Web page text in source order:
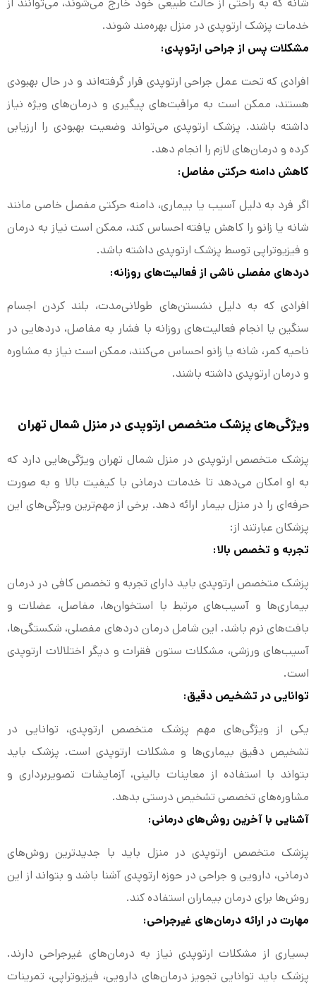
شانه که به راحتی از حالت طبیعی خود خارج می‌شوند، می‌توانند از
خدمات پزشک ارتوپدی در منزل بهره‌مند شوند.
مشکلات پس از جراحی ارتوپدی:
افرادی که تحت عمل جراحی ارتوپدی قرار گرفته‌اند و در حال بهبودی
هستند، ممکن است به مراقبت‌های پیگیری و درمان‌های ویژه نیاز
داشته باشند. پزشک ارتوپدی می‌تواند وضعیت بهبودی را ارزیابی
کرده و درمان‌های لازم را انجام دهد.
کاهش دامنه حرکتی مفاصل:
اگر فرد به دلیل آسیب یا بیماری، دامنه حرکتی مفصل خاصی مانند
شانه یا زانو را کاهش یافته احساس کند، ممکن است نیاز به درمان
و فیزیوتراپی توسط پزشک ارتوپدی داشته باشد.
دردهای مفصلی ناشی از فعالیت‌های روزانه:
افرادی که به دلیل نشستن‌های طولانی‌مدت، بلند کردن اجسام
سنگین یا انجام فعالیت‌های روزانه با فشار به مفاصل، دردهایی در
ناحیه کمر، شانه یا زانو احساس می‌کنند، ممکن است نیاز به مشاوره
و درمان ارتوپدی داشته باشند.
ویژگی‌های پزشک متخصص ارتوپدی در منزل شمال تهران
پزشک متخصص ارتوپدی در منزل شمال تهران ویژگی‌هایی دارد که
به او امکان می‌دهد تا خدمات درمانی با کیفیت بالا و به صورت
حرفه‌ای را در منزل بیمار ارائه دهد. برخی از مهم‌ترین ویژگی‌های این
پزشکان عبارتند از:
تجربه و تخصص بالا:
پزشک متخصص ارتوپدی باید دارای تجربه و تخصص کافی در درمان
بیماری‌ها و آسیب‌های مرتبط با استخوان‌ها، مفاصل، عضلات و
بافت‌های نرم باشد. این شامل درمان دردهای مفصلی، شکستگی‌ها،
آسیب‌های ورزشی، مشکلات ستون فقرات و دیگر اختلالات ارتوپدی
است.
توانایی در تشخیص دقیق:
یکی از ویژگی‌های مهم پزشک متخصص ارتوپدی، توانایی در
تشخیص دقیق بیماری‌ها و مشکلات ارتوپدی است. پزشک باید
بتواند با استفاده از معاینات بالینی، آزمایشات تصویربرداری و
مشاوره‌های تخصصی تشخیص درستی بدهد.
آشنایی با آخرین روش‌های درمانی:
پزشک متخصص ارتوپدی در منزل باید با جدیدترین روش‌های
درمانی، دارویی و جراحی در حوزه ارتوپدی آشنا باشد و بتواند از این
روش‌ها برای درمان بیماران استفاده کند.
مهارت در ارائه درمان‌های غیرجراحی:
بسیاری از مشکلات ارتوپدی نیاز به درمان‌های غیرجراحی دارند.
پزشک باید توانایی تجویز درمان‌های دارویی، فیزیوتراپی، تمرینات